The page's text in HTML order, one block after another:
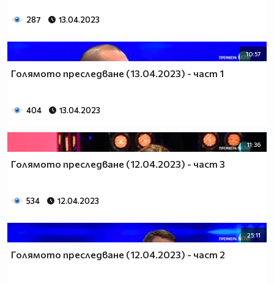
287 13.04.2023
10:57
Голямото преследване (13.04.2023) - част 1
404 13.04.2023
11:36
Голямото преследване (12.04.2023) - част 3
534 12.04.2023
25:11
Голямото преследване (12.04.2023) - част 2